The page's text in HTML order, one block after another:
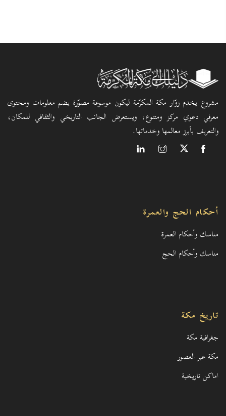
مشروع يخدم زوّار مكة المكرّمة ليكون موسوعة مصوّرة يضم معلومات ومحتوى
معرفي دعوي مركز ومتنوع، ويستعرض الجانب التاريخي والثقافي للمكان،
والتعريف بأبرز معالمها وخدماتها.
أحكام الحج والعمرة
مناسك وأحكام العمرة
مناسك وأحكام الحج
تاريخ مكة
جغرافية مكة
مكة عبر العصور
اماكن تاريخية